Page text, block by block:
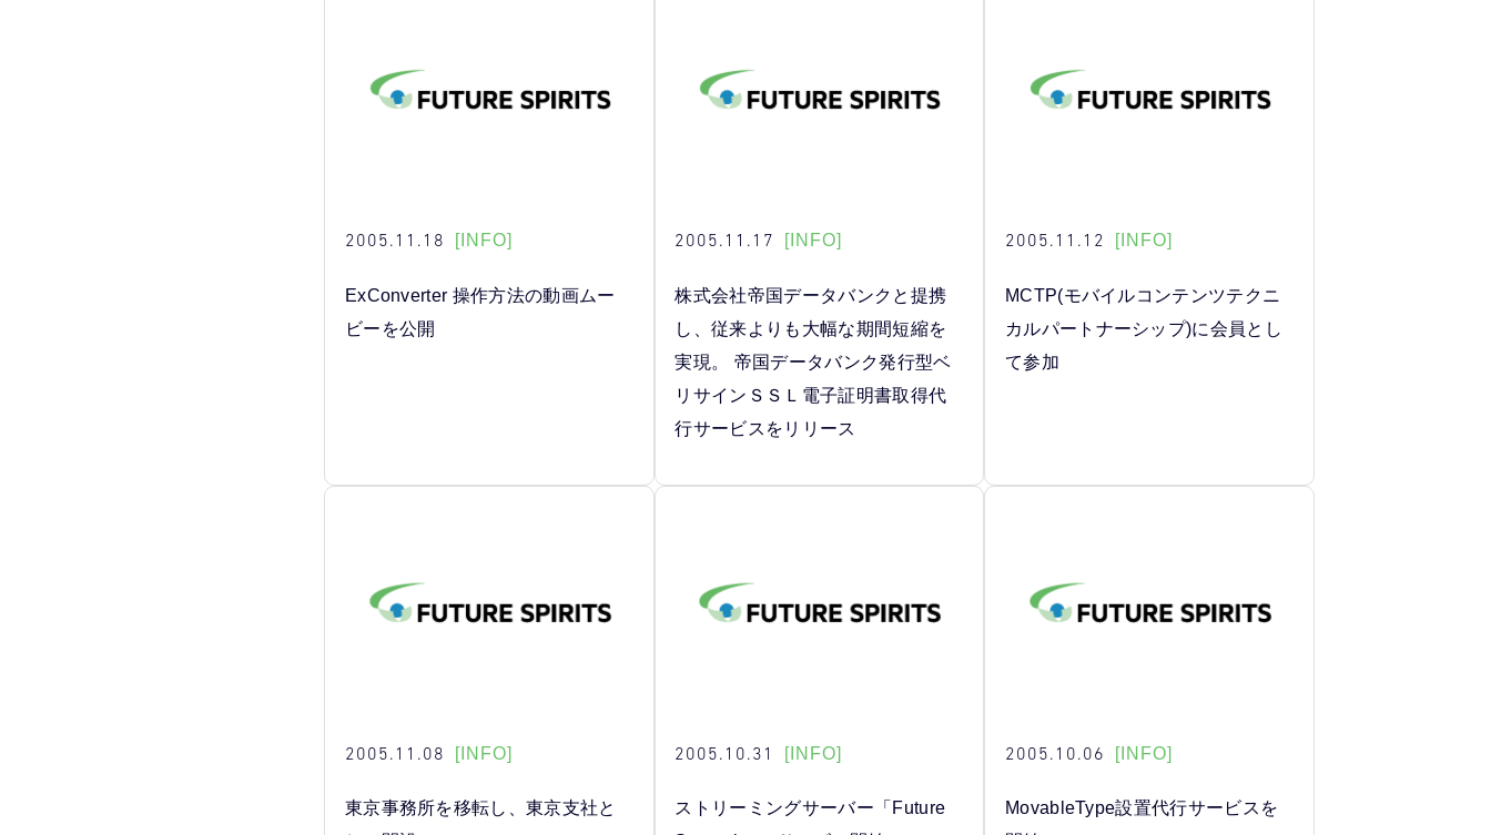
2005.11.18 [INFO]
ExConverter 操作方法の動画ムー
ビーを公開
2005.11.17 [INFO]
株式会社帝国データバンクと提携
し、従来よりも大幅な期間短縮を
実現。 帝国データバンク発行型ベ
リサインＳＳＬ電子証明書取得代
行サービスをリリース
2005.11.12 [INFO]
MCTP(モバイルコンテンツテクニ
カルパートナーシップ)に会員とし
て参加
2005.11.08 [INFO]
東京事務所を移転し、東京支社と
2005.10.31 [INFO]
ストリーミングサーバー「Future
2005.10.06 [INFO]
MovableType設置代行サービスを